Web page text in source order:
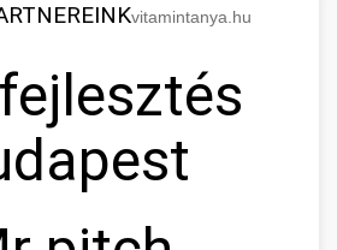
vitamintanya.hu